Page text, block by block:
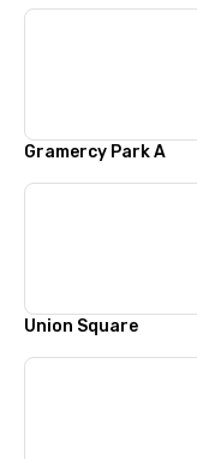
Gramercy Park A
Union Square